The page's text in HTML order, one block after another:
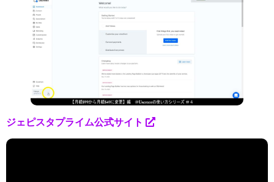
ジェピスタプライム公式サイト